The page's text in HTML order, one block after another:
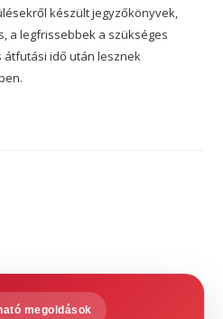
készült jegyzőkönyvek,
a legfrissebbek a szükséges
átfutási idő után lesznek
megoldások